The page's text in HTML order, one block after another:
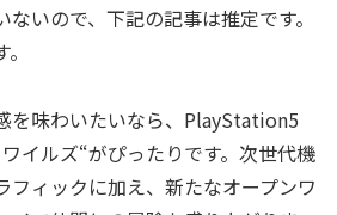
いので、下記の記事は推定です。
を味わいたいなら、PlayStation5
イルズ“がぴったりです。次世代機
フィックに加え、新たなオープンワ